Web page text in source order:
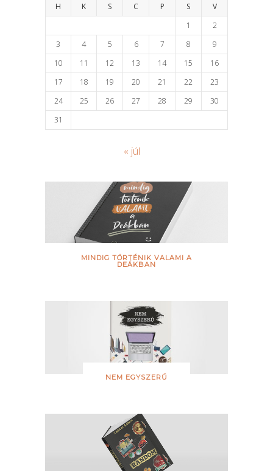
H K S C P S
V
1
2
3
4 5 6 7 8
9
10
11 12 13 14 15
16
17
18 19 20 21 22
23
24
25 26 27 28 29
30
31
« júl
MINDIG TÖRTÉNIK VALAMI A
DEÁKBAN
NEM EGYSZERŰ